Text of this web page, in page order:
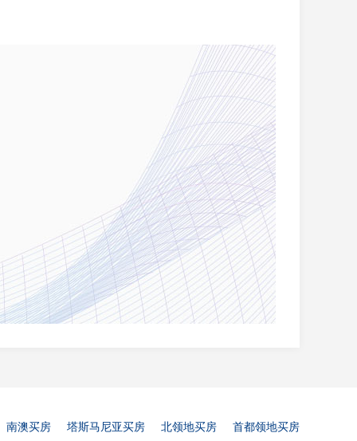
南澳买房 塔斯马尼亚买房 北领地买房 首都领地买房